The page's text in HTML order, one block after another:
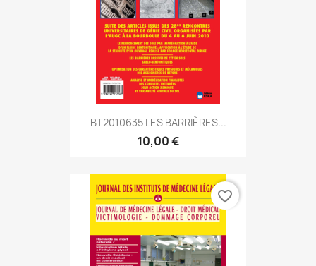
BT2010635 LES BARRIÈRES...
10,00 €
favorite_border